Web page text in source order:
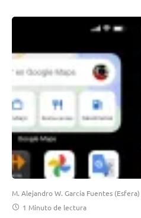
M. Alejandro W. García Fuentes (Esfera)
1 Minuto de lectura